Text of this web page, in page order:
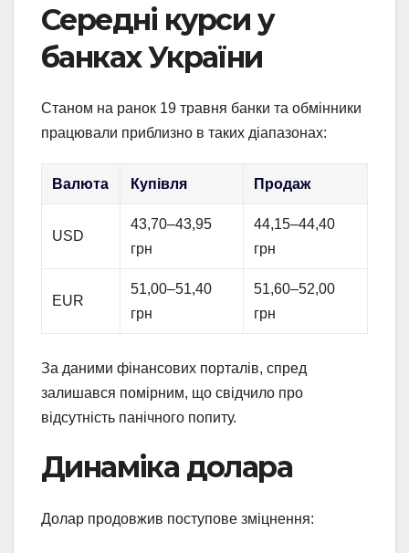
Середні курси у
банках України
Станом на ранок 19 травня банки та обмінники
працювали приблизно в таких діапазонах:
Валюта Купівля Продаж
USD
43,70–43,95
грн
44,15–44,40
грн
EUR
51,00–51,40
грн
51,60–52,00
грн
За даними фінансових порталів, спред
залишався помірним, що свідчило про
відсутність панічного попиту.
Динаміка долара
Долар продовжив поступове зміцнення: